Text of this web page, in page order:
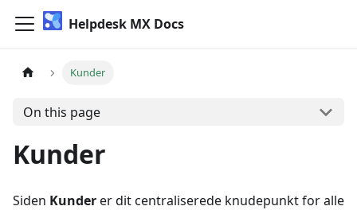
Helpdesk MX Docs
Kunder
On this page
Kunder
Siden Kunderer dit centraliserede knudepunkt for alle